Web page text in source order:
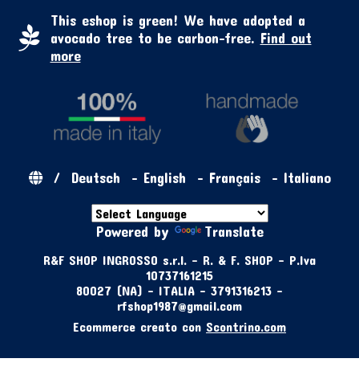
This eshop is green! We have adopted a
avocado tree to be carbon-free. Find out
more
/ Deutsch - English - Français- Italiano
Powered by Translate
R&F SHOP INGROSSO s.r.l. - R. & F. SHOP - P.Iva
10737161215
80027 (NA) - ITALIA - 3791316213 -
rfshop1987@gmail.com
Ecommerce creato con Scontrino.com